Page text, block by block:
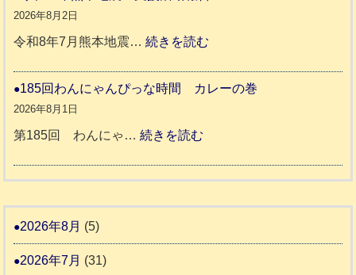
報
告
り
支
ま
ま
動
2026年8月2日
令和8年7月熊本地震…続きを読む
和
185回わんにゃんぴっな時間 カレーの巻
2026年8月1日
第185回 わんにゃ…続きを読む
8
わ
2026年8月 (5)
2026年7月 (31)